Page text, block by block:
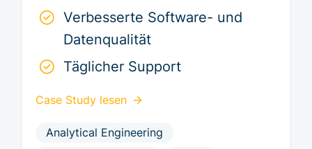
Verbesserte Software- und
Datenqualität
Täglicher Support
Case Study lesen
Analytical Engineering